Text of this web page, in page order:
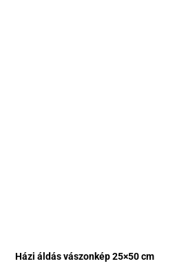
Házi áldás vászonkép 25×50 cm